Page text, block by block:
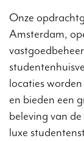
Onze
Amsterdam,
locaties
en bieden een
beleving van
luxe